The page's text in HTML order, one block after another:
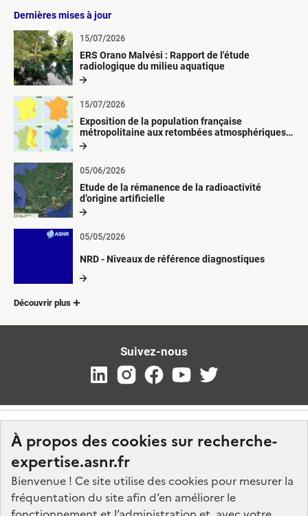
À propos des cookies sur recherche-
expertise.asnr.fr
Bienvenue ! Ce site utilise des cookies pour mesurer la
fréquentation du site afin d’en améliorer le
Dernières mises à jour
ERS Orano Malvési : Rapport de l'étude
radiologique du milieu aquatique
15/07/2026
Exposition de la population française
métropolitaine aux retombées atmosphériques
radioactives depuis 1945
15/07/2026
Etude de la rémanence de la radioactivité
d’origine artificielle
05/06/2026
NRD - Niveaux de référence diagnostiques
05/05/2026
Découvrir plus
Suivez-nous
Nos marchés